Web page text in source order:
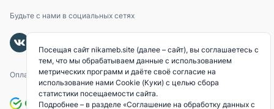
Будьте с нами в социальных сетях
Оплачивайте с помощью
Посещая сайт nikameb.site (далее – сайт), вы соглашаетесь с
тем, что мы обрабатываем данные с использованием
метрических программ и даёте своё согласие на
использование нами Cookie (Куки) с целью сбора
статистики посещаемости сайта.
Подробнее – в разделе «Соглашение на обработку данных с